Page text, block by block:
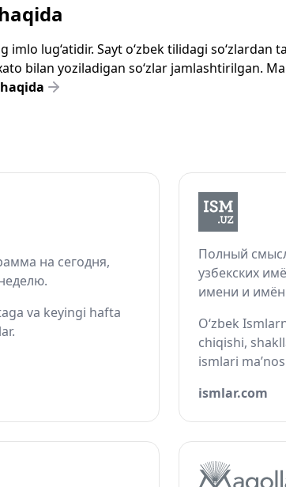
lug‘atidir. Sayt o‘zbek tilidagi
bilan yoziladigan so‘zlar jamlashtirilgan.
на сегодня,
va keyingi hafta
Полный
узбекских
имени и имён
O‘zbek
chiqishi,
ismlari
ismlar.com